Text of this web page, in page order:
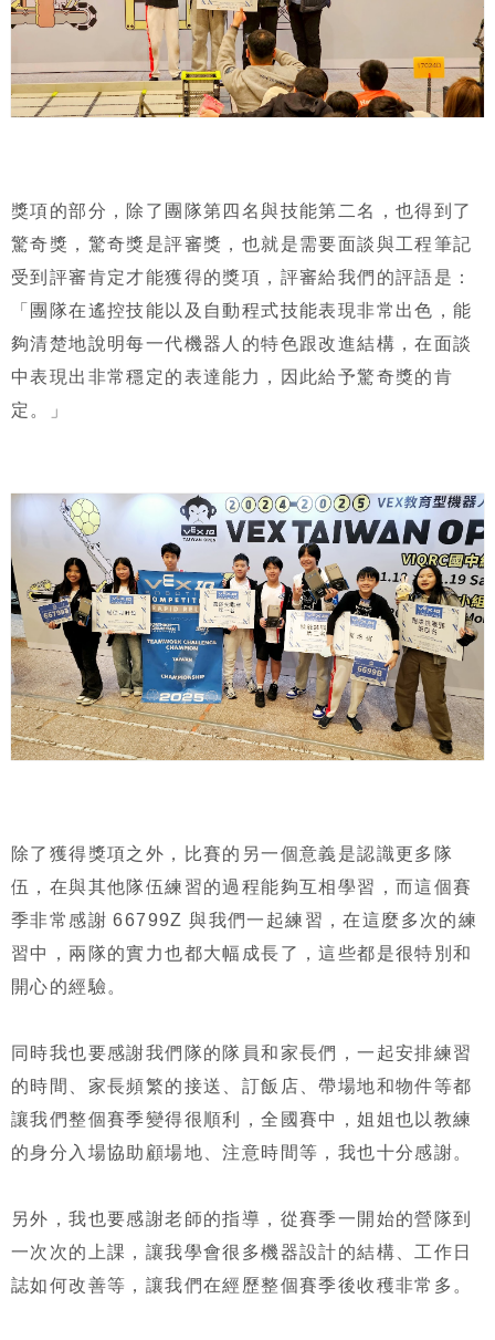
獎項的部分，除了團隊第四名與技能第二名，也得到了
驚奇獎，驚奇獎是評審獎，也就是需要面談與工程筆記
受到評審肯定才能獲得的獎項，評審給我們的評語是：
「團隊在遙控技能以及自動程式技能表現非常出色，能
夠清楚地說明每一代機器人的特色跟改進結構，在面談
中表現出非常穩定的表達能力，因此給予驚奇獎的肯
定。」
除了獲得獎項之外，比賽的另一個意義是認識更多隊
伍，在與其他隊伍練習的過程能夠互相學習，而這個賽
季非常感謝 66799Z 與我們一起練習，在這麼多次的練
習中，兩隊的實力也都大幅成長了，這些都是很特別和
開心的經驗。
同時我也要感謝我們隊的隊員和家長們，一起安排練習
的時間、家長頻繁的接送、訂飯店、帶場地和物件等都
讓我們整個賽季變得很順利，全國賽中，姐姐也以教練
的身分入場協助顧場地、注意時間等，我也十分感謝。
另外，我也要感謝老師的指導，從賽季一開始的營隊到
一次次的上課，讓我學會很多機器設計的結構、工作日
誌如何改善等，讓我們在經歷整個賽季後收穫非常多。